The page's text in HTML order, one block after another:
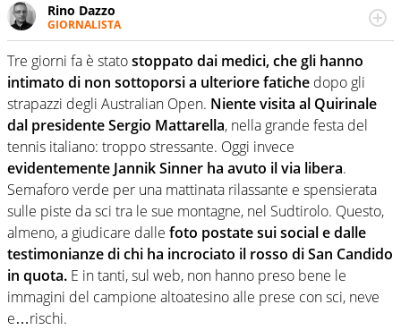
Rino Dazzo
GIORNALISTA
Se mai ci fosse modo di traslare il glossario del calcio in
una nicchia di esperti, lui ne farebbe parte. Non si perde
una svista arbitrale né gli umori social del mondo delle
curve
Tre giorni fa è statostoppato dai medici, che gli hanno
intimato di non sottoporsi a ulteriore fatiche dopo gli
strapazzi degli Australian Open. Niente visita al Quirinale
dal presidente Sergio Mattarella, nella grande festa del
tennis italiano: troppo stressante. Oggi invece
evidentemente Jannik Sinner ha avuto il via libera.
Semaforo verde per una mattinata rilassante e spensierata
sulle piste da sci tra le sue montagne, nel Sudtirolo. Questo,
almeno, a giudicare dalle foto postate sui social e dalle
testimonianze di chi ha incrociato il rosso di San Candido
in quota. E in tanti, sul web, non hanno preso bene le
immagini del campione altoatesino alle prese con sci, neve
e…rischi.